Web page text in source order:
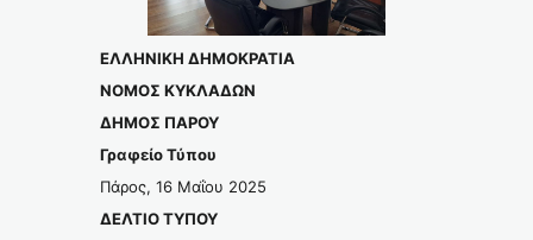
ΕΛΛΗΝΙΚΗ ΔΗΜΟΚΡΑΤΙΑ
ΝΟΜΟΣ ΚΥΚΛΑΔΩΝ
ΔΗΜΟΣ ΠΑΡΟΥ
Γραφείο Τύπου
Πάρος, 16 Μαΐου 2025
ΔΕΛΤΙΟ ΤΥΠΟΥ